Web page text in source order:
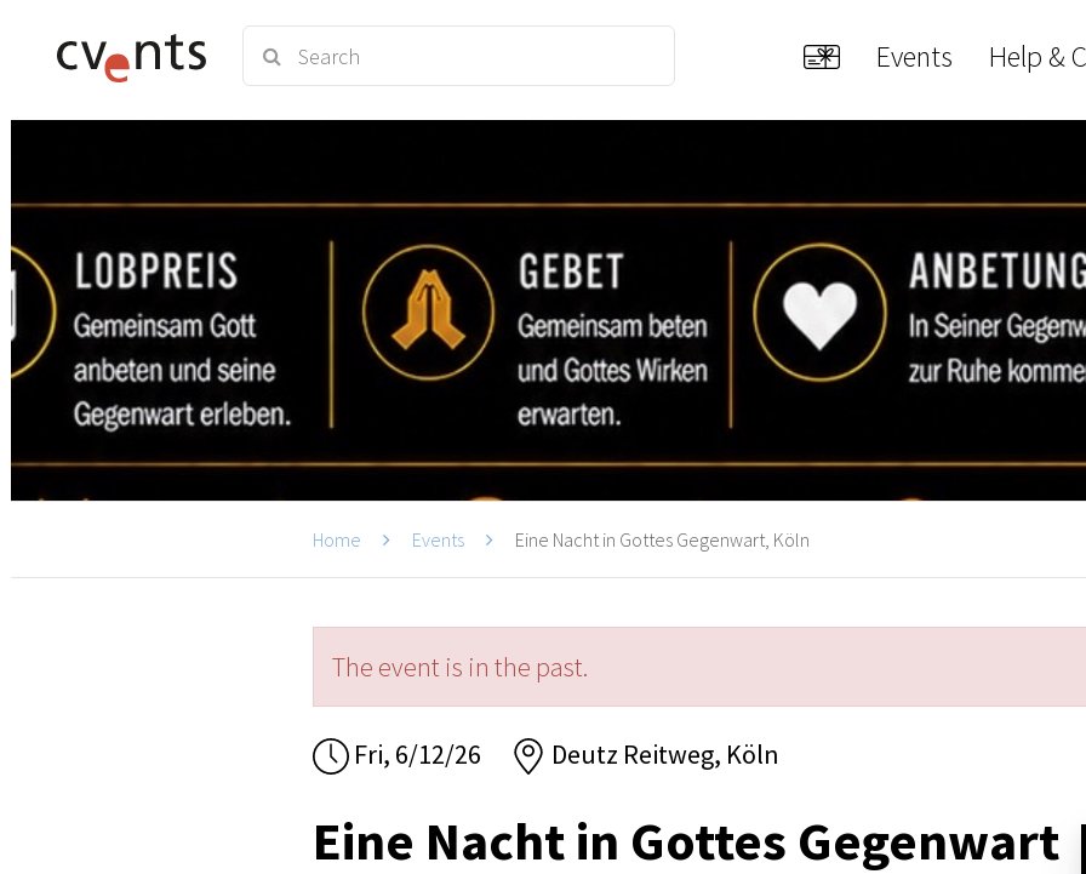
Events Help &
Home Events Eine Nacht in Gottes Gegenwart, Köln
The event is in the past.
Fri, 6/12/26 Deutz Reitweg, Köln
Eine Nacht in Gottes Gegenwart